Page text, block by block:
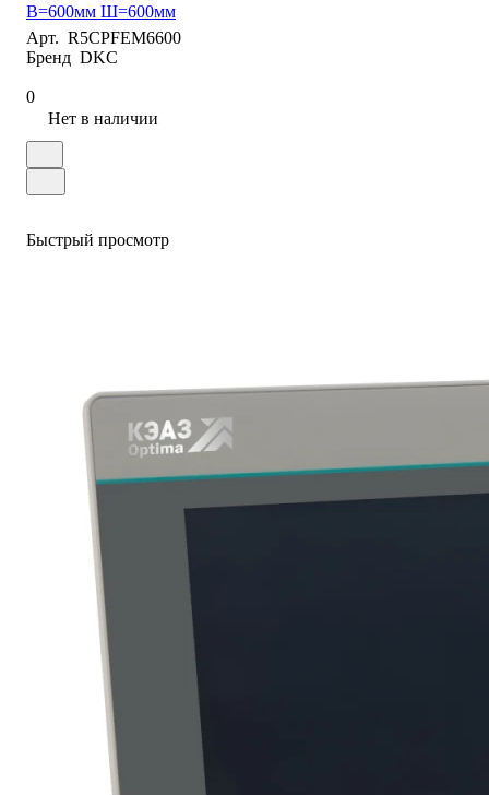
В=600мм Ш=600мм
Арт. R5CPFEM6600
Бренд DKC
0
Нет в наличии
Быстрый просмотр